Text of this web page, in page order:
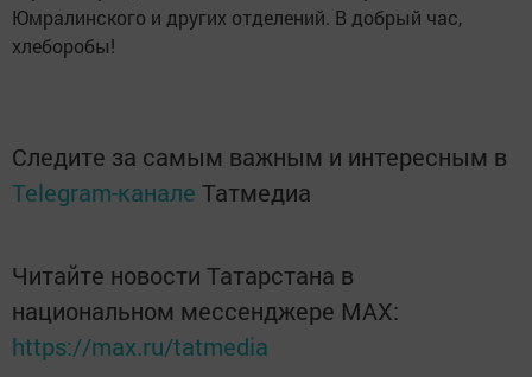
Юмралинского и других отделений. В добрый час,
хлеборобы!
Следите за самым важным и интересным в
Telegram-канале Татмедиа
Читайте новости Татарстана в
национальном мессенджере MАХ:
https://max.ru/tatmedia